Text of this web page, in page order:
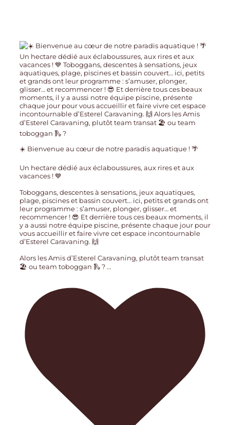
☀️ Bienvenue au cœur de notre paradis aquatique ! 🌴
Un hectare dédié aux éclaboussures, aux rires et aux
vacances ! 💙
Toboggans, descentes à sensations, jeux aquatiques,
plage, piscines et bassin couvert… ici, petits et grands ont
leur programme : s’amuser, plonger, glisser… et
recommencer ! 😎 Et derrière tous ces beaux moments, il
y a aussi notre équipe piscine, présente chaque jour pour
vous accueillir et faire vivre cet espace incontournable
d’Esterel Caravaning. 🙌
Alors les Amis d’Esterel Caravaning, plutôt team transat
🏖️ ou team toboggan 🛝 ? …